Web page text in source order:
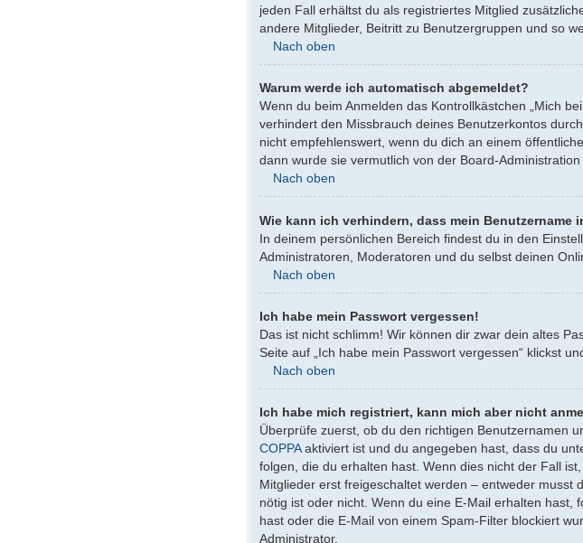
jeden Fall erhältst du als registriertes Mitglied
andere Mitglieder, Beitritt zu Benutzergruppen und so
Nach oben
Warum werde ich automatisch abgemeldet?
Wenn du beim Anmelden das Kontrollkästchen „Mich
verhindert den Missbrauch deines Benutzerkontos
nicht empfehlenswert, wenn du dich an einem
dann wurde sie vermutlich von der Board-
Nach oben
Wie kann ich verhindern, dass mein Benutzername
In deinem persönlichen Bereich findest du in den
Administratoren, Moderatoren und du selbst deinen
Nach oben
Ich habe mein Passwort vergessen!
Das ist nicht schlimm! Wir können dir zwar dein altes
Seite auf „Ich habe mein Passwort vergessen“ klickst
Nach oben
Ich habe mich registriert, kann mich aber nicht
Überprüfe zuerst, ob du den richtigen Benutzernamen
COPPAaktiviert ist und du angegeben hast, dass du
folgen, die du erhalten hast. Wenn dies nicht der Fall
Mitglieder erst freigeschaltet werden – entweder musst
nötig ist oder nicht. Wenn du eine E-Mail erhalten hast,
hast oder die E-Mail von einem Spam-Filter blockiert
Administrator.